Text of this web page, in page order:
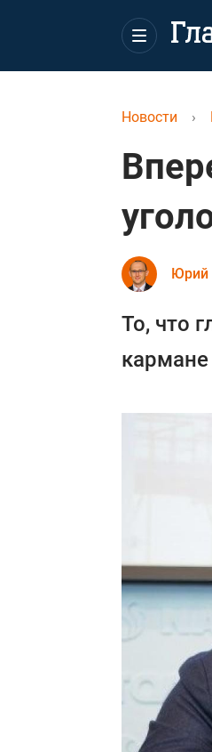
Новости ›
Юрий
То, что